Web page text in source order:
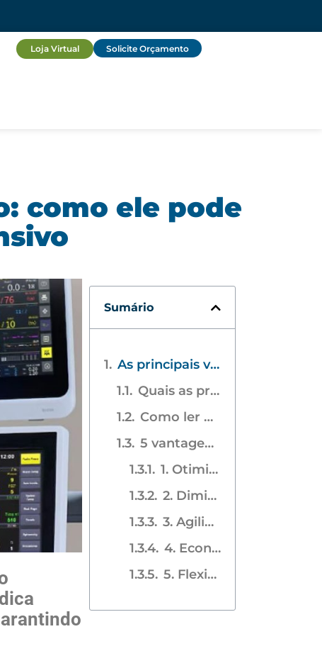
Loja Virtual Solicite Orçamento
como ele pode
Sumário
As principais vantagens do monitor multiparâmetro para o cuidado intensivo de pacientes é, especialmente, permitir que a equipe médica monitore em tempo real os sinais vitais da pessoa hospitalizada, garantindo mais segurança nas cirurgias e demais procedimentos médicos.
Quais as principais funções do monitor multiparâmetro?
Como ler o monitor de sinais vitais?
5 vantagens do uso de monitores multiparamétricos no cuidado intensivo
1. Otimização do uso de recursos
2. Diminuição do tempo de internação
3. Agilidade na tomada de decisão
4. Economia
5. Flexibilidade de usos